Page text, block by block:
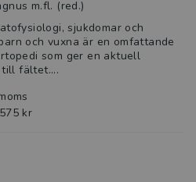
m.fl. (red.)
sjukdomar och
och vuxna är en omfattande
som ger en aktuell
fältet....
kr